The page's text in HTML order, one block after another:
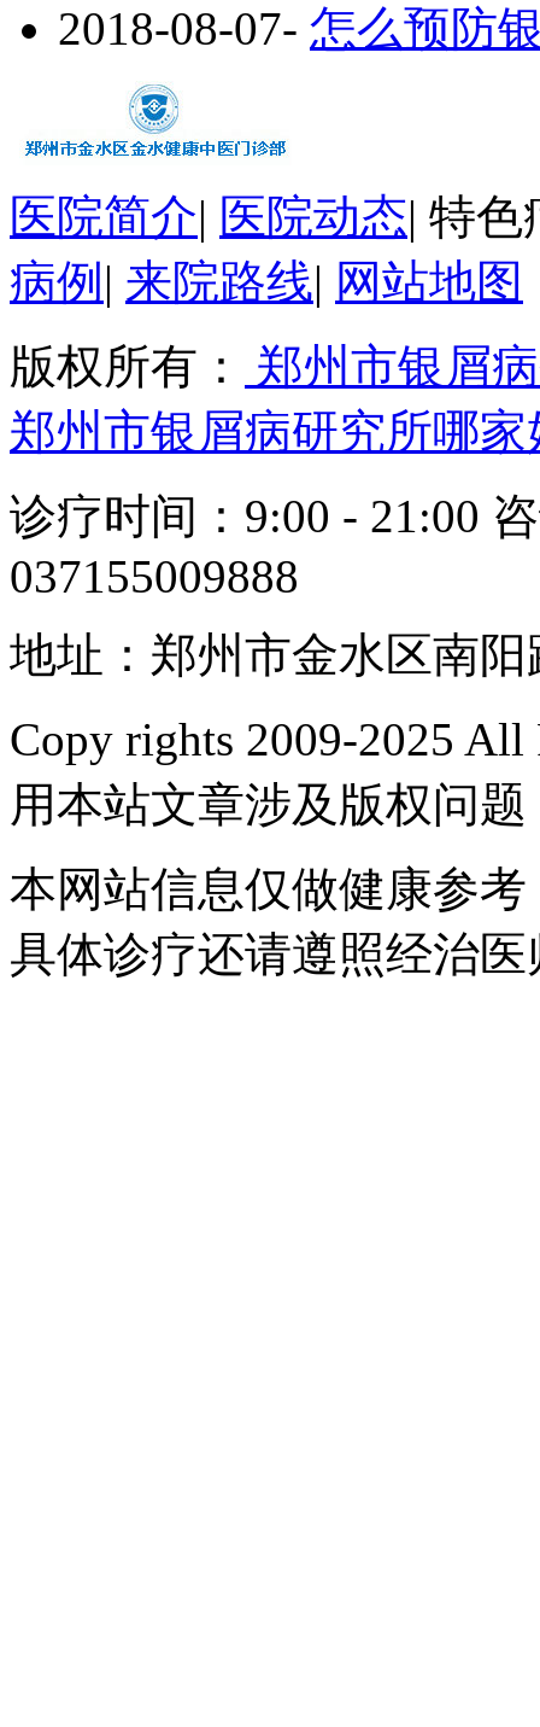
2018-08-07- 怎么预防
医院简介| 医院动态| 特色
病例 | 来院路线| 网站地图
版权所有：
郑州市银屑
郑州市银屑病研究所哪家
诊疗时间：9:00 - 21:00
037155009888
地址：郑州市金水区南阳
Copy rights 2009-2025
用本站文章涉及版权问
本网站信息仅做健康参
具体诊疗还请遵照经治医